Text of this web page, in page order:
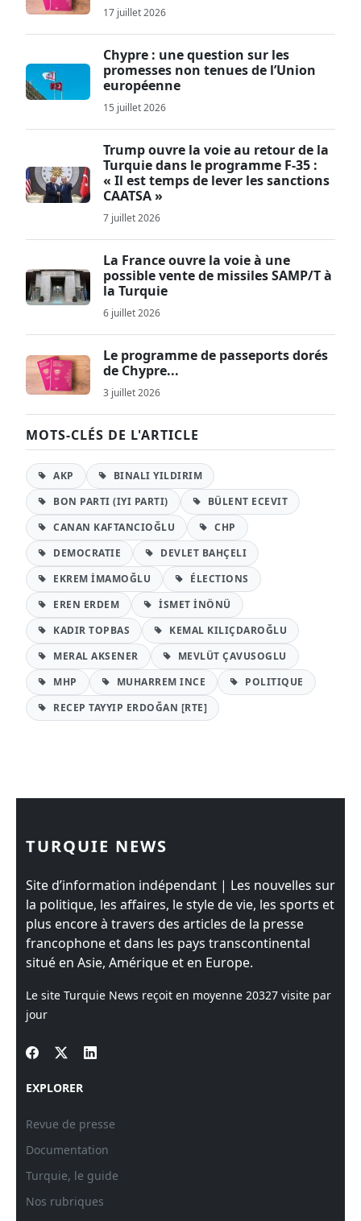
17 juillet 2026
Chypre : une question sur les
promesses non tenues de l’Union
européenne
15 juillet 2026
Trump ouvre la voie au retour de la
Turquie dans le programme F-35 :
« Il est temps de lever les sanctions
CAATSA »
7 juillet 2026
La France ouvre la voie à une
possible vente de missiles SAMP/T à
la Turquie
6 juillet 2026
Le programme de passeports dorés
de Chypre...
3 juillet 2026
MOTS-CLÉS DE L'ARTICLE
AKP
BINALI YILDIRIM
BON PARTI (IYI PARTI)
BÜLENT ECEVIT
CANAN KAFTANCIOĞLU
CHP
DEMOCRATIE
DEVLET BAHÇELI
EKREM İMAMOĞLU
ÉLECTIONS
EREN ERDEM
İSMET İNÖNÜ
KADIR TOPBAS
KEMAL KILIÇDAROĞLU
MERAL AKSENER
MEVLÜT ÇAVUSOGLU
MHP
MUHARREM INCE
POLITIQUE
RECEP TAYYIP ERDOĞAN [RTE]
TURQUIE NEWS
Site d’information indépendant | Les nouvelles sur
la politique, les affaires, le style de vie, les sports et
plus encore à travers des articles de la presse
francophone et dans les pays transcontinental
situé en Asie, Amérique et en Europe.
Le site Turquie News reçoit en moyenne 20327 visite par
jour
EXPLORER
Revue de presse
Documentation
Turquie, le guide
Nos rubriques